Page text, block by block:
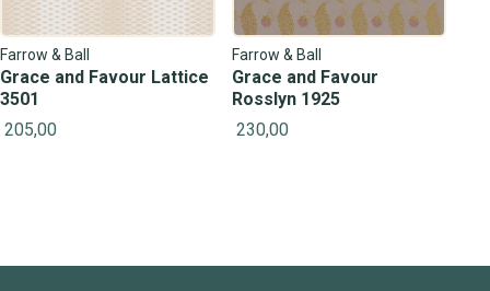
Farrow & Ball
Grace and Favour Lattice
3501
205,00
Farrow & Ball
Grace and Favour
Rosslyn 1925
230,00